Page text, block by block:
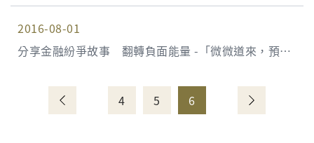
2016-08-01
分享金融紛爭故事 翻轉負面能量 -「微微道來，預見
4
5 6